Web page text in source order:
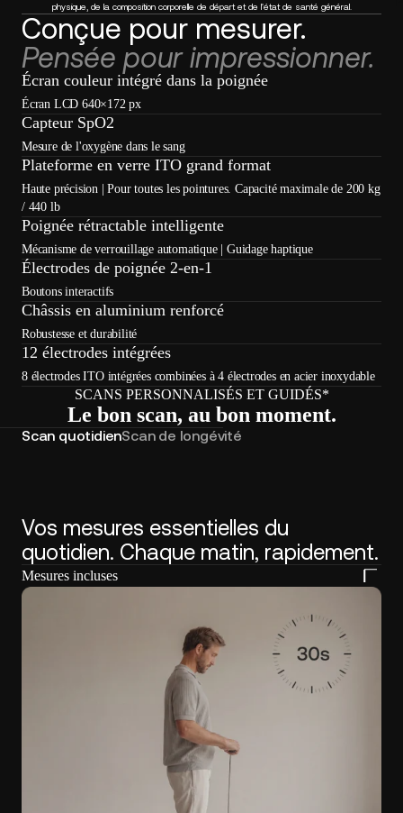
physique, de la composition corporelle de départ et de l'état de santé général.
Conçue pour mesurer.
Pensée pour impressionner.
Écran couleur intégré dans la poignée
Écran LCD 640×172 px
Capteur SpO2
Mesure de l'oxygène dans le sang
Plateforme en verre ITO grand format
Haute précision | Pour toutes les pointures. Capacité maximale de 200 kg
/ 440 lb
Poignée rétractable intelligente
Mécanisme de verrouillage automatique | Guidage haptique
Électrodes de poignée 2-en-1
Boutons interactifs
Châssis en aluminium renforcé
Robustesse et durabilité
12 électrodes intégrées
8 électrodes ITO intégrées combinées à 4 électrodes en acier inoxydable
SCANS PERSONNALISÉS ET GUIDÉS*
Le bon scan, au bon moment.
Scan quotidienScan de longévité
Vos mesures essentielles du
quotidien. Chaque matin, rapidement.
Mesures incluses